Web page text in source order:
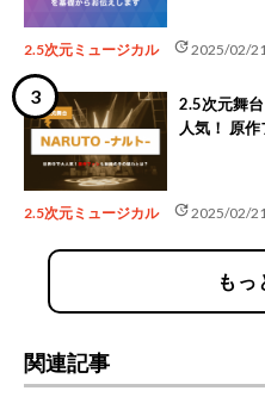
2.5次元ミュージカル update2025/02/
2.5次元舞
人気！ 原
2.5次元ミュージカル update2025/02/
もっ
関連記事